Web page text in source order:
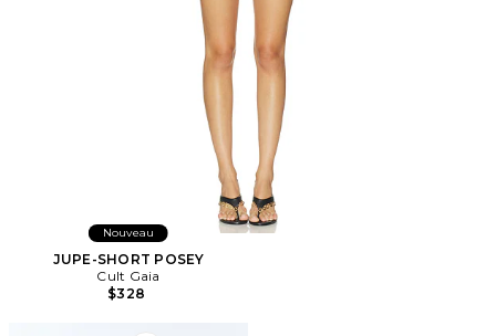
Nouveau
JUPE-SHORT POSEY
Cult Gaia
$328